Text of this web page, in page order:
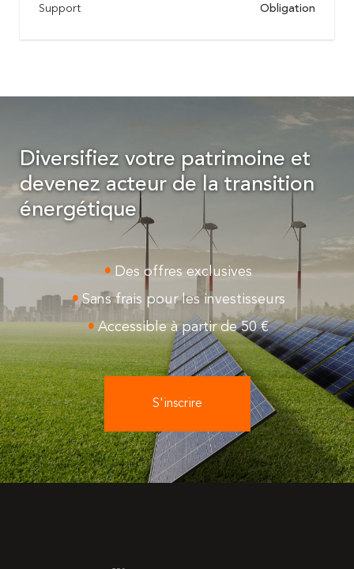
Support Obligation
Diversifiez votre patrimoine et
devenez acteur de la transition
énergétique
Des offres exclusives
Sans frais pour les investisseurs
Accessible à partir de 50 €
S'inscrire